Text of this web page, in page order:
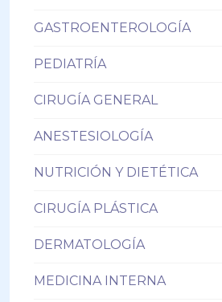
GASTROENTEROLOGÍA
PEDIATRÍA
CIRUGÍA GENERAL
ANESTESIOLOGÍA
NUTRICIÓN Y DIETÉTICA
CIRUGÍA PLÁSTICA
DERMATOLOGÍA
MEDICINA INTERNA